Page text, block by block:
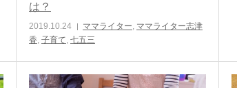
は？
2019.10.24 ママライター, ママライター志津
香, 子育て, 七五三